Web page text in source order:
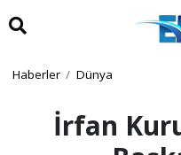
Haberler Dünya
İrfan